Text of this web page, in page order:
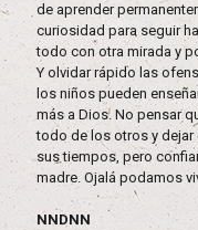
de aprender
curiosidad para seguir
todo con otra mirada y
Y olvidar rápido las
los niños pueden
más a Dios. No pensar
todo de los otros y dejar
sus tiempos, pero
madre. Ojalá podamos
NNDNN